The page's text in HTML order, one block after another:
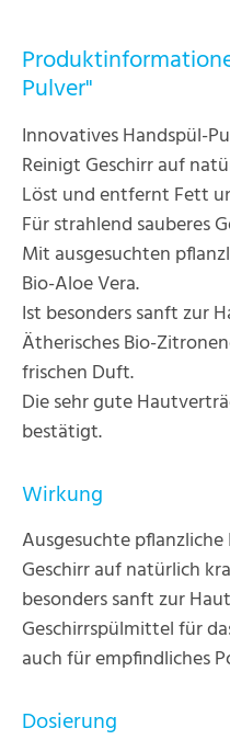
Pulver"
Innovatives Handspül-
Reinigt Geschirr auf
Löst und entfernt Fett
Für strahlend sauberes
Mit ausgesuchten
Bio-Aloe Vera.
Ist besonders sanft zur
Ätherisches Bio-
frischen Duft.
Die sehr gute
bestätigt.
Wirkung
Ausgesuchte
Geschirr auf natürlich
besonders sanft zur
Geschirrspülmittel für
auch für empfindliches
Dosierung